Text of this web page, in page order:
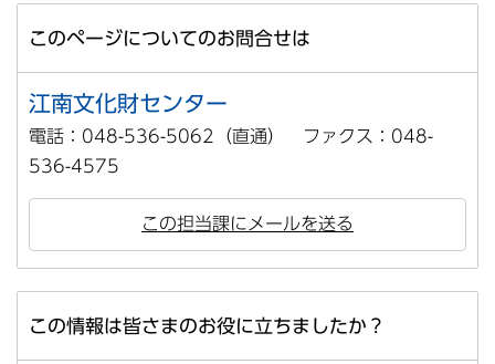
このページについてのお問合せは
江南文化財センター
電話：048-536-5062（直通） ファクス：048-
536-4575
この担当課にメールを送る
この情報は皆さまのお役に立ちましたか？